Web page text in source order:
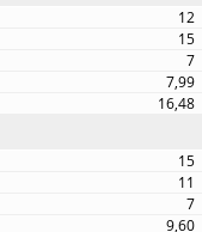
12
15
7
7,99
16,48
15
11
7
9,60